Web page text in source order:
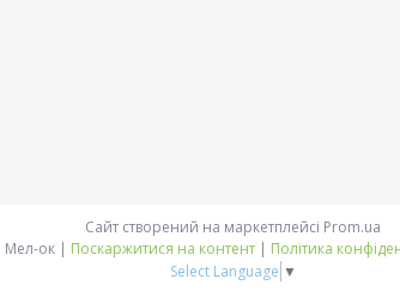
Сайт створений на маркетплейсі Prom.ua
Мел-ок | Поскаржитися на контент | Політика
Select Language ▼